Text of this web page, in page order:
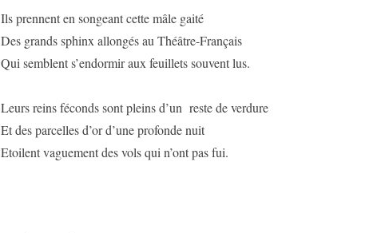
Ils prennent en songeant cette mâle gaité
Des grands sphinx allongés au Théâtre-Français
Qui semblent s’endormir aux feuillets souvent lus.
Leurs reins féconds sont pleins d’un reste de verdure
Et des parcelles d’or d’une profonde nuit
Etoilent vaguement des vols qui n’ont pas fui.